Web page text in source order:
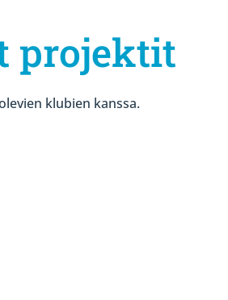
projektit
klubien kanssa.